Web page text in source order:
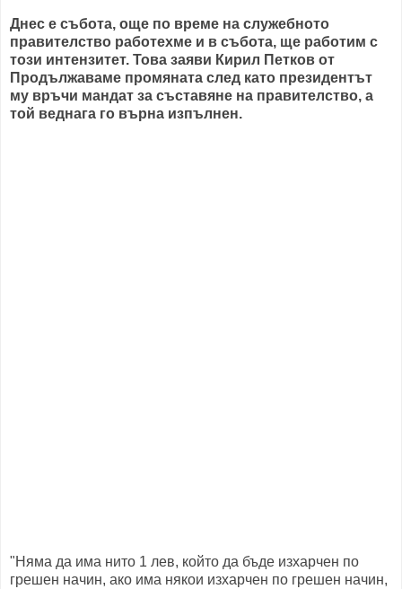
Днес е събота, още по време на служебното
правителство работехме и в събота, ще работим с
този интензитет. Това заяви Кирил Петков от
Продължаваме промяната след като президентът
му връчи мандат за съставяне на правителство, а
той веднага го върна изпълнен.
"Няма да има нито 1 лев, който да бъде изхарчен по
грешен начин, ако има някои изхарчен по грешен начин,